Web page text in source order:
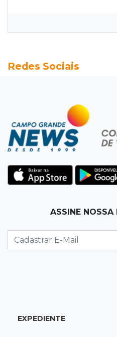
Júri condena a 25 anos
Banco Central reduz
4º corte consecutivo
Dólar comercial fecha
atenção ao cenário
Ideb
Estado, mas
18:02Ideb
Redes Sociais
ASSINE NOSSA
EXPEDIENTE